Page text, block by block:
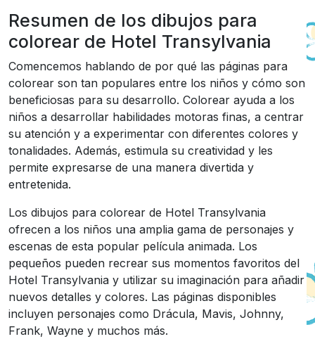
Resumen de los dibujos para
colorear de Hotel Transylvania
Comencemos hablando de por qué las páginas para
colorear son tan populares entre los niños y cómo son
beneficiosas para su desarrollo. Colorear ayuda a los
niños a desarrollar habilidades motoras finas, a centrar
su atención y a experimentar con diferentes colores y
tonalidades. Además, estimula su creatividad y les
permite expresarse de una manera divertida y
entretenida.
Los dibujos para colorear de Hotel Transylvania
ofrecen a los niños una amplia gama de personajes y
escenas de esta popular película animada. Los
pequeños pueden recrear sus momentos favoritos del
Hotel Transylvania y utilizar su imaginación para añadir
nuevos detalles y colores. Las páginas disponibles
incluyen personajes como Drácula, Mavis, Johnny,
Frank, Wayne y muchos más.